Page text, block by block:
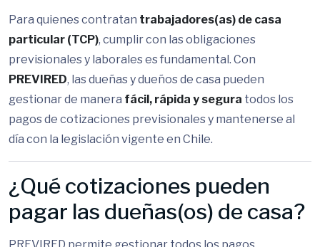
Para quienes contratan trabajadores(as) de casa
particular (TCP), cumplir con las obligaciones
previsionales y laborales es fundamental. Con
PREVIRED, las dueñas y dueños de casa pueden
gestionar de manera fácil, rápida y segura todos los
pagos de cotizaciones previsionales y mantenerse al
día con la legislación vigente en Chile.
¿Qué cotizaciones pueden
pagar las dueñas(os) de casa?